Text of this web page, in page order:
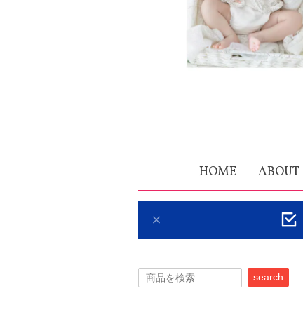
HOME ABOUT
search